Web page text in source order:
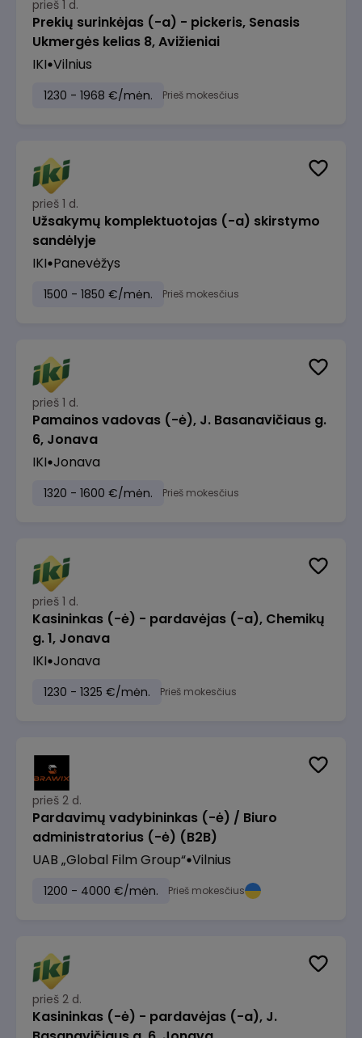
prieš 1 d.
Prekių surinkėjas (-a) - pickeris, Senasis
Ukmergės kelias 8, Avižieniai
IKI Vilnius
1230 - 1968 €/mėn. Prieš mokesčius
prieš 1 d.
Užsakymų komplektuotojas (-a) skirstymo
sandėlyje
IKI Panevėžys
1500 - 1850 €/mėn. Prieš mokesčius
prieš 1 d.
Pamainos vadovas (-ė), J. Basanavičiaus g.
6, Jonava
IKI Jonava
1320 - 1600 €/mėn. Prieš mokesčius
prieš 1 d.
Kasininkas (-ė) - pardavėjas (-a), Chemikų
g. 1, Jonava
IKI Jonava
1230 - 1325 €/mėn. Prieš mokesčius
prieš 2 d.
Pardavimų vadybininkas (-ė) / Biuro
administratorius (-ė) (B2B)
UAB „Global Film Group“ Vilnius
1200 - 4000 €/mėn. Prieš mokesčius
prieš 2 d.
Kasininkas (-ė) - pardavėjas (-a), J.